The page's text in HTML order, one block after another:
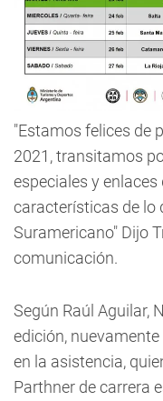
"Estamos felices de
2021, transitamos
especiales y
características de lo
Suramericano" Dijo
comunicación.
Según Raúl Aguilar,
edición,
en la asistencia,
Parthner de carrera